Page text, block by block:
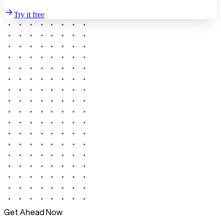
Try it free
Get Ahead Now